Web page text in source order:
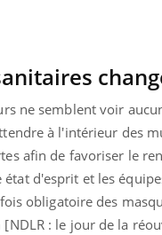
ne semblent voir
à l'intérieur des
afin de favoriser le
état d'esprit et les
obligatoire des
: le jour de la